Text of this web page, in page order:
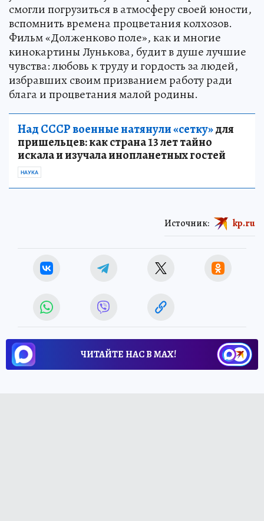
смогли погрузиться в атмосферу своей юности,
вспомнить времена процветания колхозов.
Фильм «Долженково поле», как и многие
кинокартины Лунькова, будит в душе лучшие
чувства: любовь к труду и гордость за людей,
избравших своим призванием работу ради
блага и процветания малой родины.
Над СССР военные натянули «сетку»для
пришельцев: как страна 13 лет тайно
искала и изучала инопланетных гостей
НАУКА
Источник: kp.ru
ЧИТАЙТЕ НАС В МАХ!